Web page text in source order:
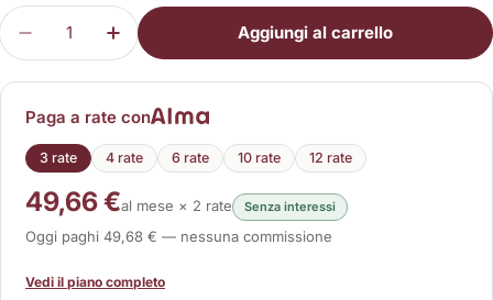
Quantità
Diminuisci la quantità per Testina a Ultrasuoni
Aumenta la quantità per Testina a
Aggiungi al carrello
Paga a rate con
3 rate 4 rate 6 rate 10 rate 12 rate
49,66 €al mese × 2 rate Senza interessi
Oggi paghi 49,68 € — nessuna commissione
Vedi il piano completo